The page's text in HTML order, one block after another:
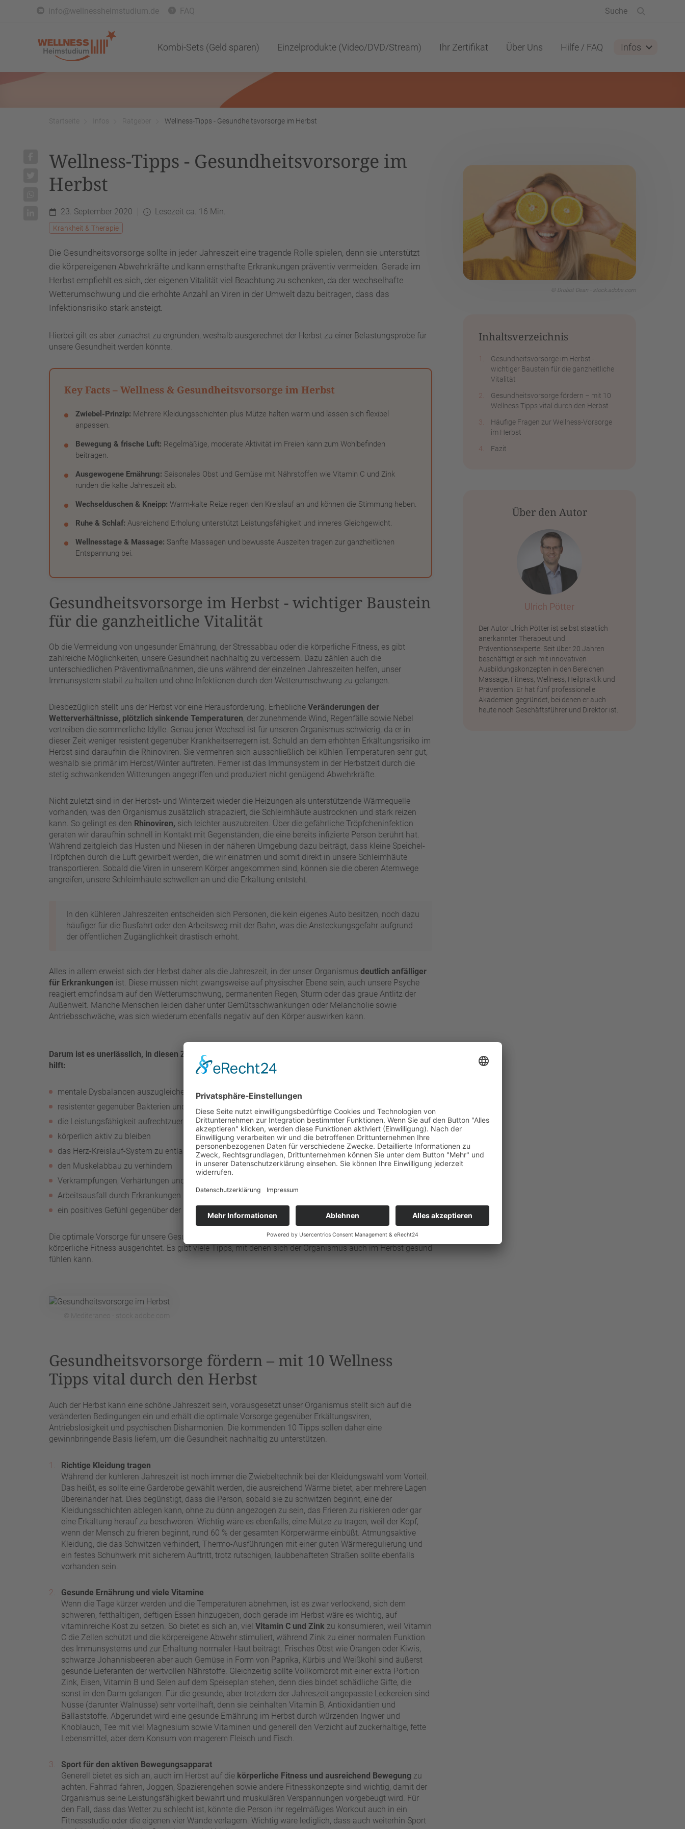
info@wellnessheimstudium.de FAQ
Kombi-Sets (Geld sparen) Einzelprodukte (Video/DVD/Stream) Ihr Zertifikat Über Uns Hilfe / FAQ Infos
Startseite Infos Ratgeber Wellness-Tipps - Gesundheitsvorsorge im Herbst
© Drobot Dean - stock.adobe.com
Inhaltsverzeichnis
Gesundheitsvorsorge im Herbst -
wichtiger Baustein für die ganzheitliche
Vitalität
Gesundheitsvorsorge fördern – mit 10
Wellness Tipps vital durch den Herbst
Häufige Fragen zur Wellness-Vorsorge
im Herbst
Fazit
Über den Autor
Ulrich Pötter
Der Autor Ulrich Pötter ist selbst staatlich
anerkannter Therapeut und
Präventionsexperte. Seit über 20 Jahren
beschäftigt er sich mit innovativen
Ausbildungskonzepten in den Bereichen
Massage, Fitness, Wellness, Heilpraktik und
Prävention. Er hat fünf professionelle
Akademien gegründet, bei denen er auch
heute noch Geschäftsführer und Direktor ist.
Wellness-Tipps - Gesundheitsvorsorge im
Herbst
23. September 2020 Lesezeit ca. 16 Min.
Krankheit & Therapie
Die Gesundheitsvorsorge sollte in jeder Jahreszeit eine tragende Rolle spielen, denn sie unterstützt
die körpereigenen Abwehrkräfte und kann ernsthafte Erkrankungen präventiv vermeiden. Gerade im
Herbst empfiehlt es sich, der eigenen Vitalität viel Beachtung zu schenken, da der wechselhafte
Wetterumschwung und die erhöhte Anzahl an Viren in der Umwelt dazu beitragen, dass das
Infektionsrisiko stark ansteigt.
Hierbei gilt es aber zunächst zu ergründen, weshalb ausgerechnet der Herbst zu einer Belastungsprobe für
unsere Gesundheit werden könnte.
Key Facts – Wellness & Gesundheitsvorsorge im Herbst
Zwiebel-Prinzip: Mehrere Kleidungsschichten plus Mütze halten warm und lassen sich flexibel
anpassen.
Bewegung & frische Luft: Regelmäßige, moderate Aktivität im Freien kann zum Wohlbefinden
beitragen.
Ausgewogene Ernährung: Saisonales Obst und Gemüse mit Nährstoffen wie Vitamin C und Zink
runden die kalte Jahreszeit ab.
Wechselduschen & Kneipp: Warm-kalte Reize regen den Kreislauf an und können die Stimmung heben.
Ruhe & Schlaf: Ausreichend Erholung unterstützt Leistungsfähigkeit und inneres Gleichgewicht.
Wellnesstage & Massage: Sanfte Massagen und bewusste Auszeiten tragen zur ganzheitlichen
Entspannung bei.
Gesundheitsvorsorge im Herbst - wichtiger Baustein
für die ganzheitliche Vitalität
Ob die Vermeidung von ungesunder Ernährung, der Stressabbau oder die körperliche Fitness, es gibt
zahlreiche Möglichkeiten, unsere Gesundheit nachhaltig zu verbessern. Dazu zählen auch die
unterschiedlichen Präventivmaßnahmen, die uns während der einzelnen Jahreszeiten helfen, unser
Immunsystem stabil zu halten und ohne Infektionen durch den Wetterumschwung zu gelangen.
Diesbezüglich stellt uns der Herbst vor eine Herausforderung. Erhebliche Veränderungen der
Wetterverhältnisse, plötzlich sinkende Temperaturen, der zunehmende Wind, Regenfälle sowie Nebel
vertreiben die sommerliche Idylle. Genau jener Wechsel ist für unseren Organismus schwierig, da er in
dieser Zeit weniger resistent gegenüber Krankheitserregern ist. Schuld an dem erhöhten Erkältungsrisiko im
Herbst sind daraufhin die Rhinoviren. Sie vermehren sich ausschließlich bei kühlen Temperaturen sehr gut,
weshalb sie primär im Herbst/Winter auftreten. Ferner ist das Immunsystem in der Herbstzeit durch die
stetig schwankenden Witterungen angegriffen und produziert nicht genügend Abwehrkräfte.
Nicht zuletzt sind in der Herbst- und Winterzeit wieder die Heizungen als unterstützende Wärmequelle
vorhanden, was den Organismus zusätzlich strapaziert, die Schleimhäute austrocknen und stark reizen
kann. So gelingt es den Rhinoviren, sich leichter auszubreiten. Über die gefährliche Tröpfcheninfektion
geraten wir daraufhin schnell in Kontakt mit Gegenständen, die eine bereits infizierte Person berührt hat.
Während zeitgleich das Husten und Niesen in der näheren Umgebung dazu beiträgt, dass kleine Speichel-
Tröpfchen durch die Luft gewirbelt werden, die wir einatmen und somit direkt in unsere Schleimhäute
transportieren. Sobald die Viren in unserem Körper angekommen sind, können sie die oberen Atemwege
angreifen, unsere Schleimhäute schwellen an und die Erkältung entsteht.
In den kühleren Jahreszeiten entscheiden sich Personen, die kein eigenes Auto besitzen, noch dazu
häufiger für die Busfahrt oder den Arbeitsweg mit der Bahn, was die Ansteckungsgefahr aufgrund
der öffentlichen Zugänglichkeit drastisch erhöht.
Alles in allem erweist sich der Herbst daher als die Jahreszeit, in der unser Organismus deutlich anfälliger
für Erkrankungen ist. Diese müssen nicht zwangsweise auf physischer Ebene sein, auch unsere Psyche
reagiert empfindsam auf den Wetterumschwung, permanenten Regen, Sturm oder das graue Antlitz der
Außenwelt. Manche Menschen leiden daher unter Gemütsschwankungen oder Melancholie sowie
Antriebsschwäche, was sich wiederum ebenfalls negativ auf den Körper auswirken kann.
Darum ist es unerlässlich, in diesen Zeiten auf eine intensive Gesundheitsvorsorge zu achten, die uns
hilft:
mentale Dysbalancen auszugleichen
resistenter gegenüber Bakterien und Viren zu sein
die Leistungsfähigkeit aufrechtzuerhalten
körperlich aktiv zu bleiben
das Herz-Kreislauf-System zu entlasten
den Muskelabbau zu verhindern
Verkrampfungen, Verhärtungen und Blockaden vorzubeugen
Arbeitsausfall durch Erkrankungen zu vermeiden
ein positives Gefühl gegenüber der dunklen Jahreszeit zu entwickeln
Die optimale Vorsorge für unsere Gesundheit ist jedoch nicht nur auf die passende Kleidung oder
körperliche Fitness ausgerichtet. Es gibt viele Tipps, mit denen sich der Organismus auch im Herbst gesund
fühlen kann.
© Mediteraneo - stock.adobe.com
Gesundheitsvorsorge fördern – mit 10 Wellness
Tipps vital durch den Herbst
Auch der Herbst kann eine schöne Jahreszeit sein, vorausgesetzt unser Organismus stellt sich auf die
veränderten Bedingungen ein und erhält die optimale Vorsorge gegenüber Erkältungsviren,
Antriebslosigkeit und psychischen Disharmonien. Die kommenden 10 Tipps sollen daher eine
gewinnbringende Basis liefern, um die Gesundheit nachhaltig zu unterstützen.
Richtige Kleidung tragen
Während der kühleren Jahreszeit ist noch immer die Zwiebeltechnik bei der Kleidungswahl vom Vorteil.
Das heißt, es sollte eine Garderobe gewählt werden, die ausreichend Wärme bietet, aber mehrere Lagen
übereinander hat. Dies begünstigt, dass die Person, sobald sie zu schwitzen beginnt, eine der
Kleidungsschichten ablegen kann, ohne zu dünn angezogen zu sein, das Frieren zu riskieren oder gar
eine Erkältung herauf zu beschwören. Wichtig wäre es ebenfalls, eine Mütze zu tragen, weil der Kopf,
wenn der Mensch zu frieren beginnt, rund 60 % der gesamten Körperwärme einbüßt. Atmungsaktive
Kleidung, die das Schwitzen verhindert, Thermo-Ausführungen mit einer guten Wärmeregulierung und
ein festes Schuhwerk mit sicherem Auftritt, trotz rutschigen, laubbehafteten Straßen sollte ebenfalls
vorhanden sein.
Gesunde Ernährung und viele Vitamine
Wenn die Tage kürzer werden und die Temperaturen abnehmen, ist es zwar verlockend, sich dem
schweren, fetthaltigen, deftigen Essen hinzugeben, doch gerade im Herbst wäre es wichtig, auf
vitaminreiche Kost zu setzen. So bietet es sich an, viel Vitamin C und Zink zu konsumieren, weil Vitamin
C die Zellen schützt und die körpereigene Abwehr stimuliert, während Zink zu einer normalen Funktion
des Immunsystems und zur Erhaltung normaler Haut beiträgt. Frisches Obst wie Orangen oder Kiwis,
schwarze Johannisbeeren aber auch Gemüse in Form von Paprika, Kürbis und Weißkohl sind äußerst
gesunde Lieferanten der wertvollen Nährstoffe. Gleichzeitig sollte Vollkornbrot mit einer extra Portion
Zink, Eisen, Vitamin B und Selen auf dem Speiseplan stehen, denn dies bindet schädliche Gifte, die
sonst in den Darm gelangen. Für die gesunde, aber trotzdem der Jahreszeit angepasste Leckereien sind
Nüsse (darunter Walnüsse) sehr vorteilhaft, denn sie beinhalten Vitamin B, Antioxidantien und
Ballaststoffe. Abgerundet wird eine gesunde Ernährung im Herbst durch würzenden Ingwer und
Knoblauch, Tee mit viel Magnesium sowie Vitaminen und generell den Verzicht auf zuckerhaltige, fette
Lebensmittel, aber dem Konsum von magerem Fleisch und Fisch.
Sport für den aktiven Bewegungsapparat
Generell bietet es sich an, auch im Herbst auf die körperliche Fitness und ausreichend Bewegung zu
achten. Fahrrad fahren, Joggen, Spazierengehen sowie andere Fitnesskonzepte sind wichtig, damit der
Organismus seine Leistungsfähigkeit bewahrt und muskulären Verspannungen vorgebeugt wird. Für
den Fall, dass das Wetter zu schlecht ist, könnte die Person ihr regelmäßiges Workout auch in ein
Fitnessstudio oder die eigenen vier Wände verlagern. Wichtig wäre lediglich, dass auch weiterhin Sport